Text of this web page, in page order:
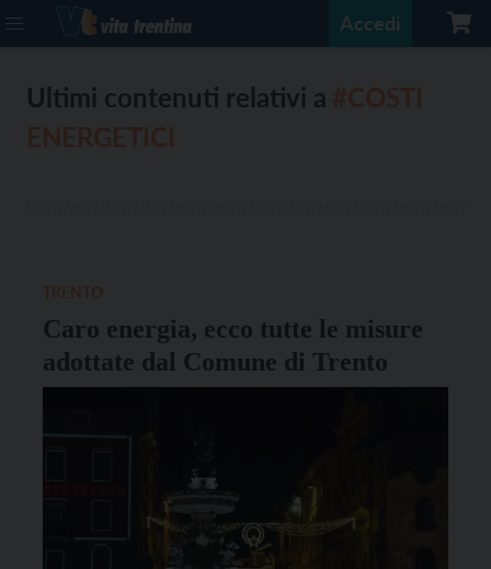
Accedi
Ultimi contenuti relativi a
Caro energia, ecco tutte le misure
adottate dal Comune di Trento